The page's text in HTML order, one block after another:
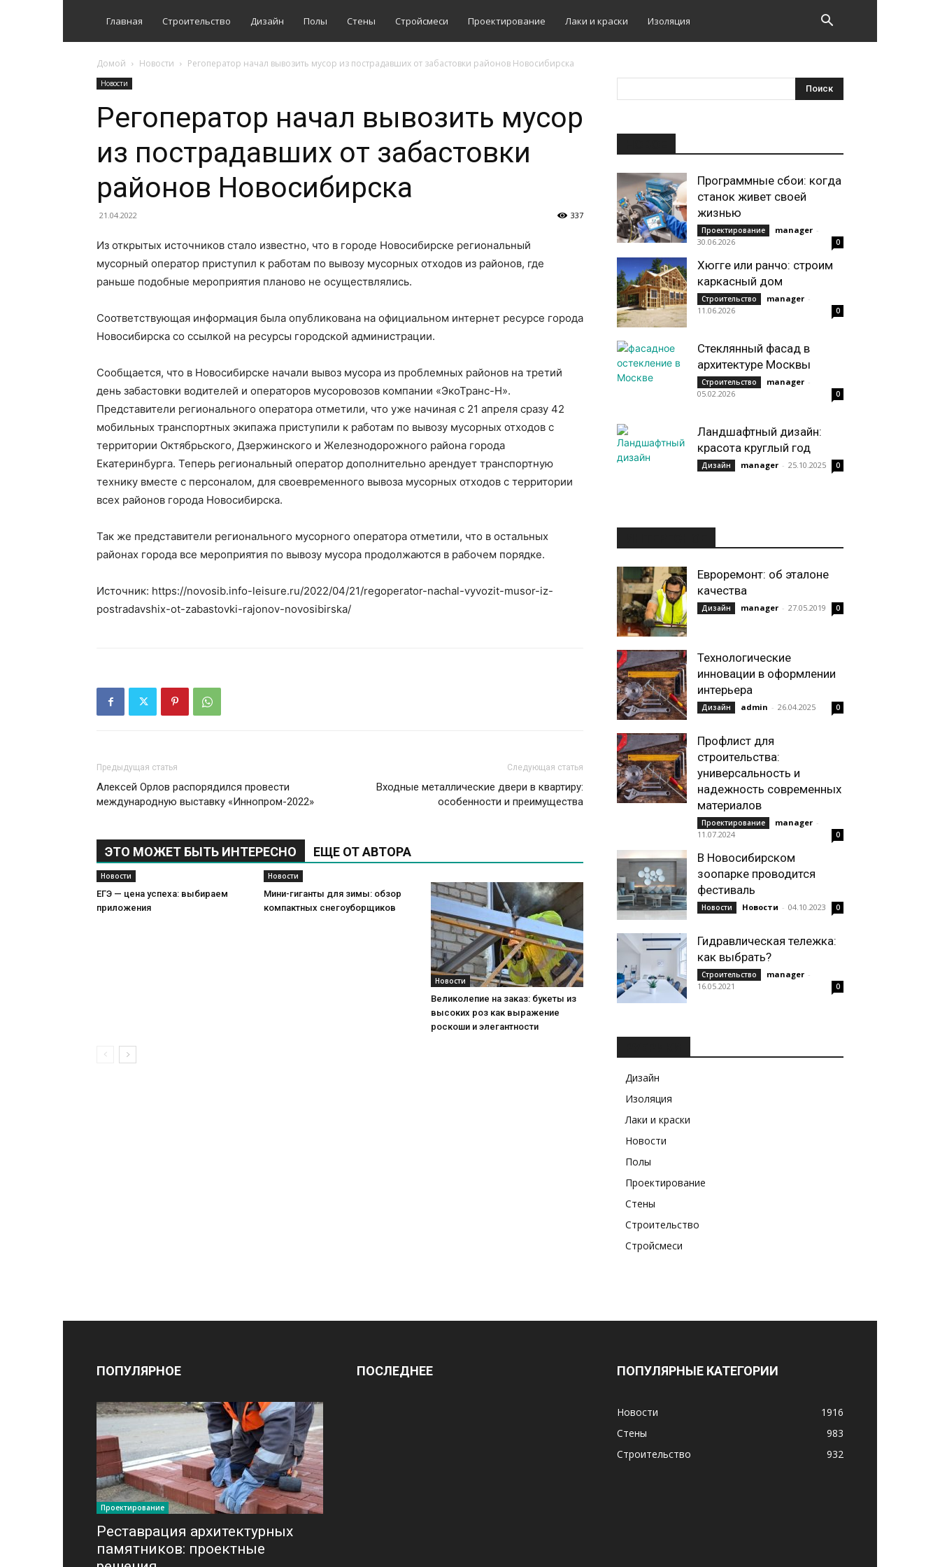
Главная Строительство Дизайн Полы Стены Стройсмеси Проектирование Лаки и краски Изоляция
Домой Новости Регоператор начал вывозить мусор из пострадавших от забастовки районов Новосибирска
Новости
Регоператор начал вывозить мусор
из пострадавших от забастовки
районов Новосибирска
21.04.2022 337
Из открытых источников стало известно, что в городе Новосибирске региональный
мусорный оператор приступил к работам по вывозу мусорных отходов из районов, где
раньше подобные мероприятия планово не осуществлялись.
Соответствующая информация была опубликована на официальном интернет ресурсе города
Новосибирска со ссылкой на ресурсы городской администрации.
Сообщается, что в Новосибирске начали вывоз мусора из проблемных районов на третий
день забастовки водителей и операторов мусоровозов компании «ЭкоТранс-Н».
Представители регионального оператора отметили, что уже начиная с 21 апреля сразу 42
мобильных транспортных экипажа приступили к работам по вывозу мусорных отходов с
территории Октябрьского, Дзержинского и Железнодорожного района города
Екатеринбурга. Теперь региональный оператор дополнительно арендует транспортную
технику вместе с персоналом, для своевременного вывоза мусорных отходов с территории
всех районов города Новосибирска.
Так же представители регионального мусорного оператора отметили, что в остальных
районах города все мероприятия по вывозу мусора продолжаются в рабочем порядке.
Источник: https://novosib.info-leisure.ru/2022/04/21/regoperator-nachal-vyvozit-musor-iz-
postradavshix-ot-zabastovki-rajonov-novosibirska/
Предыдущая статья
Алексей Орлов распорядился провести
международную выставку «Иннопром-2022»
Следующая статья
Входные металлические двери в квартиру:
особенности и преимущества
ЭТО МОЖЕТ БЫТЬ ИНТЕРЕСНО ЕЩЕ ОТ АВТОРА
Новости
ЕГЭ — цена успеха: выбираем
приложения
Новости
Мини-гиганты для зимы: обзор
компактных снегоуборщиков
Новости
Великолепие на заказ: букеты из
высоких роз как выражение
роскоши и элегантности
Программные сбои: когда
станок живет своей
жизнью
Проектирование manager -
30.06.2026
0
Хюгге или ранчо: строим
каркасный дом
Строительство manager -
11.06.2026
0
Стеклянный фасад в
архитектуре Москвы
Строительство manager -
05.02.2026
0
Ландшафтный дизайн:
красота круглый год
Дизайн manager - 25.10.2025 0
Евроремонт: об эталоне
качества
Дизайн manager - 27.05.2019 0
Технологические
инновации в оформлении
интерьера
Дизайн admin - 26.04.2025 0
Профлист для
строительства:
универсальность и
надежность современных
материалов
Проектирование manager -
11.07.2024
0
В Новосибирском
зоопарке проводится
фестиваль
Новости Новости - 04.10.2023 0
Гидравлическая тележка:
как выбрать?
Строительство manager -
16.05.2021
0
Дизайн
Изоляция
Лаки и краски
Новости
Полы
Проектирование
Стены
Строительство
Стройсмеси
ПОПУЛЯРНОЕ
Проектирование
Реставрация архитектурных
памятников: проектные
ПОСЛЕДНЕЕ ПОПУЛЯРНЫЕ КАТЕГОРИИ
Новости
1916
Стены
983
Строительство
932